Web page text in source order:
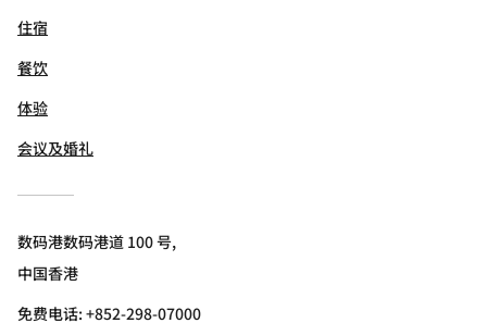
住宿
餐饮
体验
会议及婚礼
数码港数码港道 100 号,
中国香港
免费电话:+852-298-07000